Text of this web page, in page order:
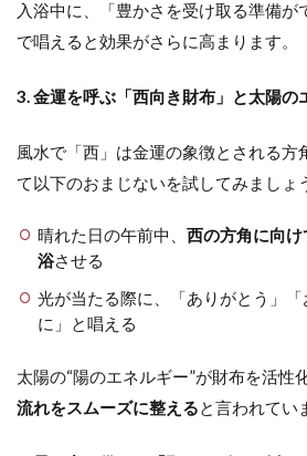
入浴中に、「豊かさを受け取る準備が
で唱えると効果がさらに高まります。
3. 金運を呼ぶ「西向き財布」と太陽の
風水で「西」は金運の象徴とされる方
て以下のおまじないを試してみましょ
晴れた日の午前中、 西の方角に向
浴させる
光が当たる際に、「ありがとう」「
に」と唱える
太陽の“陽のエネルギー”が財布を活性化
流れをスムーズに整えると言われてい